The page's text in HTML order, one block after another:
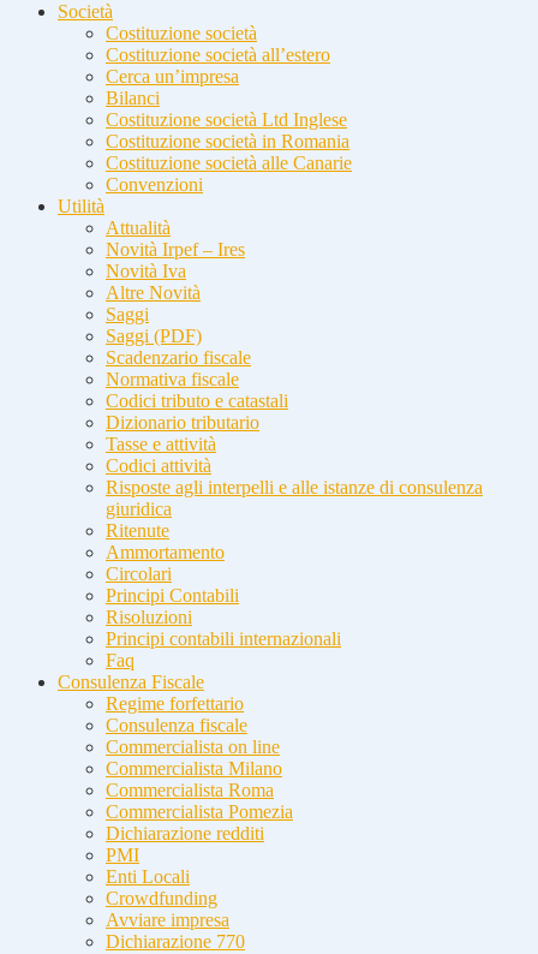
Società
Costituzione società
Costituzione società all’estero
Cerca un’impresa
Bilanci
Costituzione società Ltd Inglese
Costituzione società in Romania
Costituzione società alle Canarie
Convenzioni
Utilità
Attualità
Novità Irpef – Ires
Novità Iva
Altre Novità
Saggi
Saggi (PDF)
Scadenzario fiscale
Normativa fiscale
Codici tributo e catastali
Dizionario tributario
Tasse e attività
Codici attività
Risposte agli interpelli e alle istanze di consulenza
giuridica
Ritenute
Ammortamento
Circolari
Principi Contabili
Risoluzioni
Principi contabili internazionali
Faq
Consulenza Fiscale
Regime forfettario
Consulenza fiscale
Commercialista on line
Commercialista Milano
Commercialista Roma
Commercialista Pomezia
Dichiarazione redditi
PMI
Enti Locali
Crowdfunding
Avviare impresa
Dichiarazione 770